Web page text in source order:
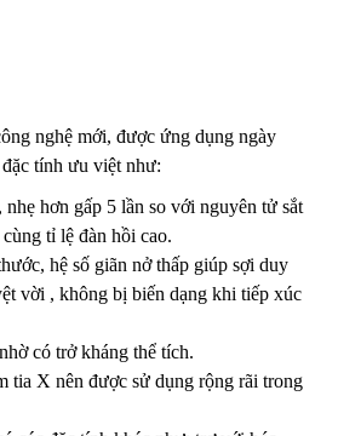
nghệ mới, được ứng dụng ngày
tính ưu việt như:
hơn gấp 5 lần so với nguyên tử sắt
tỉ lệ đàn hồi cao.
hệ số giãn nở thấp giúp sợi duy
vời , không bị biến dạng khi tiếp xúc
có trở kháng thể tích.
tia X nên được sử dụng rộng rãi trong